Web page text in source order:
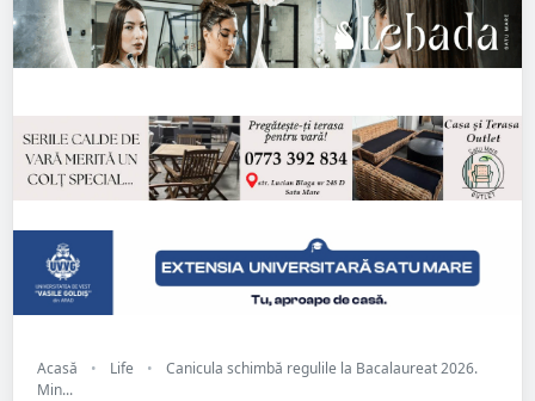
Acasă • Life •
Canicula schimbă regulile la Bacalaureat 2026.
Min...